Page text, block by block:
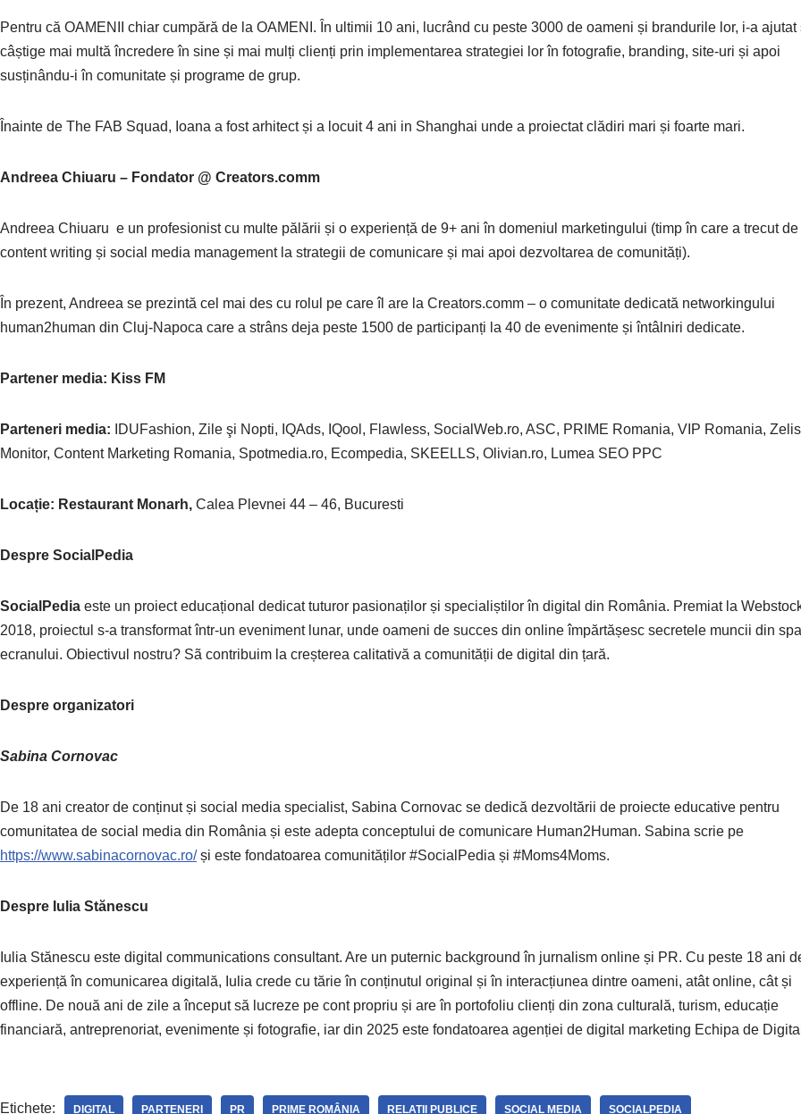
Pentru că OAMENII chiar cumpără de la OAMENI. În ultimii 10 ani, lucrând cu peste 3000 de oameni și brandurile lor, i-a ajutat
câștige mai multă încredere în sine și mai mulți clienți prin implementarea strategiei lor în fotografie, branding, site-uri și apoi
susținându-i în comunitate și programe de grup.
Înainte de The FAB Squad, Ioana a fost arhitect și a locuit 4 ani in Shanghai unde a proiectat clădiri mari și foarte mari.
Andreea Chiuaru – Fondator @ Creators.comm
Andreea Chiuaru e un profesionist cu multe pălării și o experiență de 9+ ani în domeniul marketingului (timp în care a trecut de
content writing și social media management la strategii de comunicare și mai apoi dezvoltarea de comunități).
În prezent, Andreea se prezintă cel mai des cu rolul pe care îl are la Creators.comm – o comunitate dedicată networkingului
human2human din Cluj-Napoca care a strâns deja peste 1500 de participanți la 40 de evenimente și întâlniri dedicate.
Partener media: Kiss FM
Parteneri media:
IDUFashion, Zile şi Nopti, IQAds, IQool, Flawless, SocialWeb.ro, ASC, PRIME Romania, VIP Romania,
Monitor, Content Marketing Romania, Spotmedia.ro, Ecompedia, SKEELLS, Olivian.ro, Lumea SEO PPC
Locație: Restaurant Monarh, Calea Plevnei 44 – 46, Bucuresti
Despre SocialPedia
SocialPedia este un proiect educațional dedicat tuturor pasionaților și specialiștilor în digital din România. Premiat la
2018, proiectul s-a transformat într-un eveniment lunar, unde oameni de succes din online împărtășesc secretele muncii din
ecranului. Obiectivul nostru? Sã contribuim la creșterea calitativă a comunității de digital din țară.
Despre organizatori
Sabina Cornovac
De 18 ani creator de conținut și social media specialist, Sabina Cornovac se dedică dezvoltării de proiecte educative pentru
comunitatea de social media din România și este adepta conceptului de comunicare Human2Human. Sabina scrie pe
https://www.sabinacornovac.ro/și este fondatoarea comunităților #SocialPedia și #Moms4Moms.
Despre Iulia Stănescu
Iulia Stănescu este digital communications consultant. Are un puternic background în jurnalism online și PR. Cu peste 18 ani
experiență în comunicarea digitală, Iulia crede cu tărie în conținutul original și în interacțiunea dintre oameni, atât online, cât și
offline. De nouă ani de zile a început să lucreze pe cont propriu și are în portofoliu clienți din zona culturală, turism, educație
financiară, antreprenoriat, evenimente și fotografie, iar din 2025 este fondatoarea agenției de digital marketing Echipa de
Etichete: DIGITAL PARTENERI PR PRIME ROMÂNIA RELATII PUBLICE SOCIAL MEDIA SOCIALPEDIA